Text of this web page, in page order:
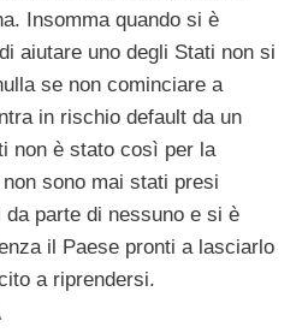
Insomma quando si è
aiutare uno degli Stati non si
se non cominciare a
in rischio default da un
non è stato così per la
sono mai stati presi
parte di nessuno e si è
il Paese pronti a lasciarlo
a riprendersi.